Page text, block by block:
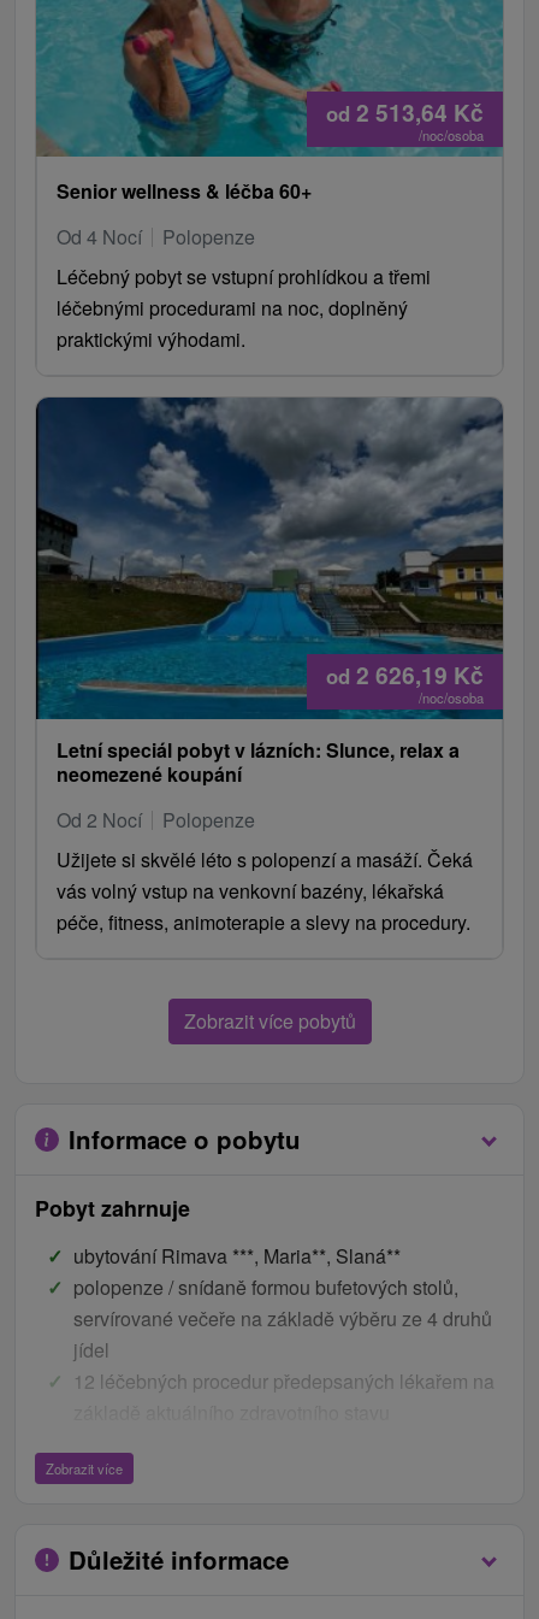
od 2 513,64 Kč
/noc/osoba
Senior wellness & léčba 60+
Od 4 Nocí
Polopenze
Léčebný pobyt se vstupní prohlídkou a třemi
léčebnými procedurami na noc, doplněný
praktickými výhodami.
od 2 626,19 Kč
/noc/osoba
Letní speciál pobyt v lázních: Slunce, relax a
neomezené koupání
Od 2 Nocí
Polopenze
Užijete si skvělé léto s polopenzí a masáží. Čeká
vás volný vstup na venkovní bazény, lékařská
péče, fitness, animoterapie a slevy na procedury.
Zobrazit více pobytů
Informace o pobytu
Pobyt zahrnuje
ubytování Rimava ***, Maria**, Slaná**
polopenze / snídaně formou bufetových stolů,
servírované večeře na základě výběru ze 4 druhů
jídel
12 léčebných procedur předepsaných lékařem na
Ceník - Bonusy
parkování v areálu lázní
Zobrazit více
Důležité informace